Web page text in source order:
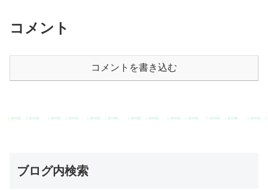
コメント
コメントを書き込む
ブログ内検索